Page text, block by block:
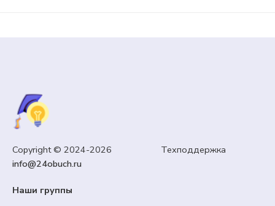
Copyright © 2024-2026 Техподдержка
info@24obuch.ru
Наши группы